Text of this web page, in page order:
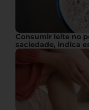
Consumir leite no
saciedade, indica